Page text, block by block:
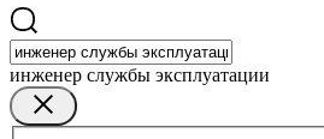
инженер службы эксплуатации